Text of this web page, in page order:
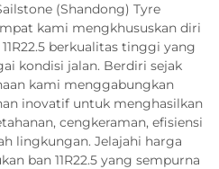
(Shandong) Tyre
kami mengkhususkan diri
berkualitas tinggi yang
kondisi jalan. Berdiri sejak
kami menggabungkan
inovatif untuk menghasilkan
cengkeraman, efisiensi
lingkungan. Jelajahi harga
ban 11R22.5 yang sempurna